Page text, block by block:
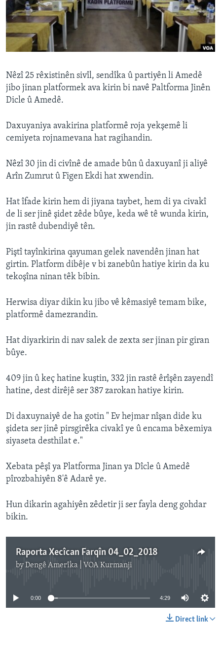
ÇAND Û HUNER
SERNIVÎS
SORANÎ
Learning English
FOLLOW US
Zimanên Din
Nêzî 25 rêxistinên sivîl, sendîka û partiyên li Amedê
jibo jinan platformek ava kirin bi navê Paltforma Jinên
Dicle û Amedê.
Daxuyaniya avakirina platformê roja yekşemê li
cemiyeta rojnamevana hat ragihandin.
Nêzî 30 jin di civînê de amade bûn û daxuyanî ji aliyê
Arîn Zumrut û Figen Ekdi hat xwendin.
Hat îfade kirin hem di jiyana taybet, hem di ya civakî
de li ser jinê şidet zêde bûye, keda wê tê wunda kirin,
jin rastê dubendiyê tên.
Piştî tayînkirina qayuman gelek navendên jinan hat
girtin. Platform dibêje v bi zanebûn hatiye kirin da ku
tekoşîna ninan têk bibin.
Herwisa diyar dikin ku jibo vê kêmasiyê temam bike,
platformê damezrandin.
Hat diyarkirin di nav salek de zexta ser jinan pir giran
bûye.
409 jin û keç hatine kuştin, 332 jin rastê êrîşên zayendî
hatine, dest dirêjê ser 387 zarokan hatiye kirin.
Di daxuynaiyê de ha gotin " Ev hejmar nîşan dide ku
şideta ser jinê pirsgirêka civakî ye û encama bêxemiya
siyaseta desthilat e."
Xebata pêşî ya Platforma Jinan ya Dîcle û Amedê
pîrozbahiyên 8'ê Adarê ye.
Hun dikarin agahiyên zêdetir ji ser fayla deng gohdar
bikin.
Raporta Xecîcan Farqîn 04_02_2018
byDengê Amerîka | VOA Kurmanji
No media source currently available
0:00 4:29
Direct link